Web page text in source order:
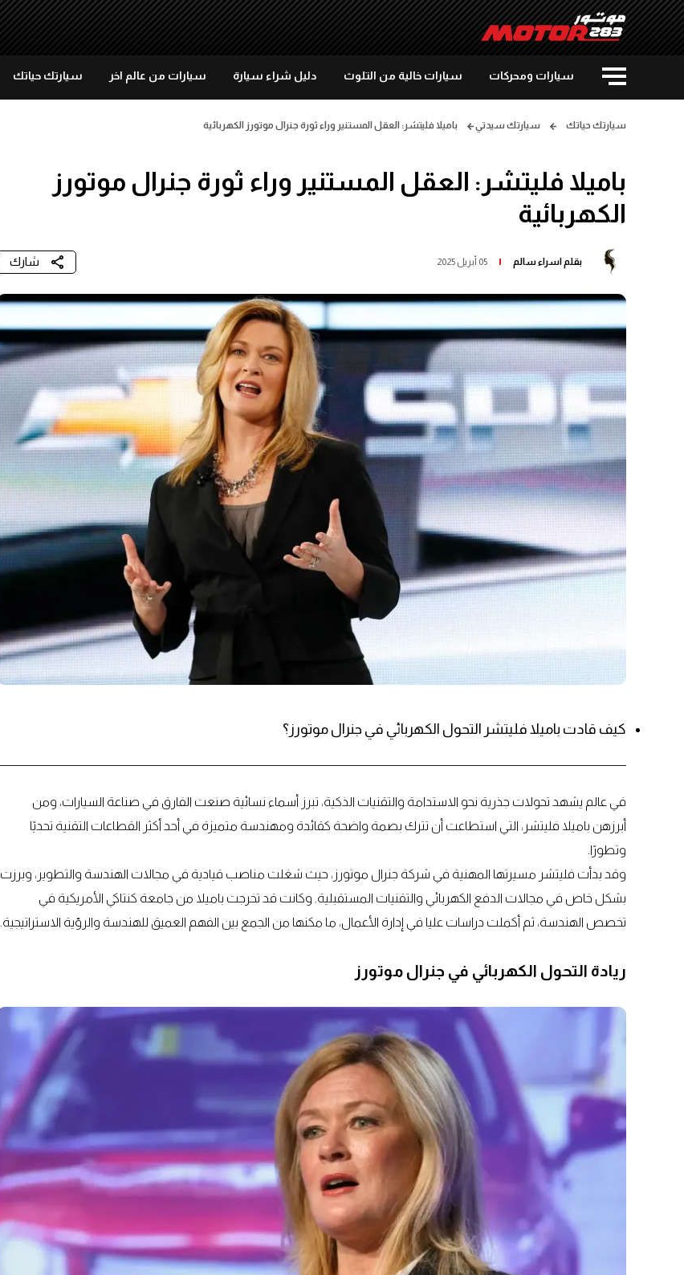
سيارات ومحركات سيارات خالية من التلوث دليل شراء سيارة سيارات من عالم اخر سيارتك حياتك
سيارتك حياتك سيارتك سيدتي باميلا فليتشر: العقل المستنير وراء ثورة جنرال موتورز الكهربائية
باميلا فليتشر: العقل المستنير وراء ثورة جنرال موتورز
الكهربائية
بقلم اسراء سالم 05 أبريل 2025 شارك
كيف قادت باميلا فليتشر التحول الكهربائي في جنرال موتورز؟
في عالم يشهد تحولات جذرية نحو الاستدامة والتقنيات الذكية، تبرز أسماء نسائية صنعت الفارق في صناعة السيارات، ومن
أبرزهن باميلا فليتشر، التي استطاعت أن تترك بصمة واضحة كقائدة ومهندسة متميزة في أحد أكثر القطاعات التقنية تحديًا
وتطورًا.
وقد بدأت فليتشر مسيرتها المهنية في شركة جنرال موتورز، حيث شغلت مناصب قيادية في مجالات الهندسة والتطوير، وبرزت
بشكل خاص في مجالات الدفع الكهربائي والتقنيات المستقبلية. وكانت قد تخرجت باميلا من جامعة كنتاكي الأمريكية في
تخصص الهندسة، ثم أكملت دراسات عليا في إدارة الأعمال، ما مكنها من الجمع بين الفهم العميق للهندسة والرؤية الاستراتيجية.
ريادة التحول الكهربائي في جنرال موتورز